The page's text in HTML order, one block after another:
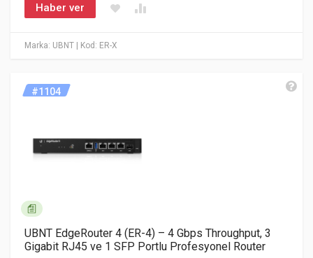
Marka: UBNT | Kod: ER-X
Haber ver
#1104
UBNT EdgeRouter 4 (ER-4) – 4 Gbps Throughput, 3
Gigabit RJ45 ve 1 SFP Portlu Profesyonel Router